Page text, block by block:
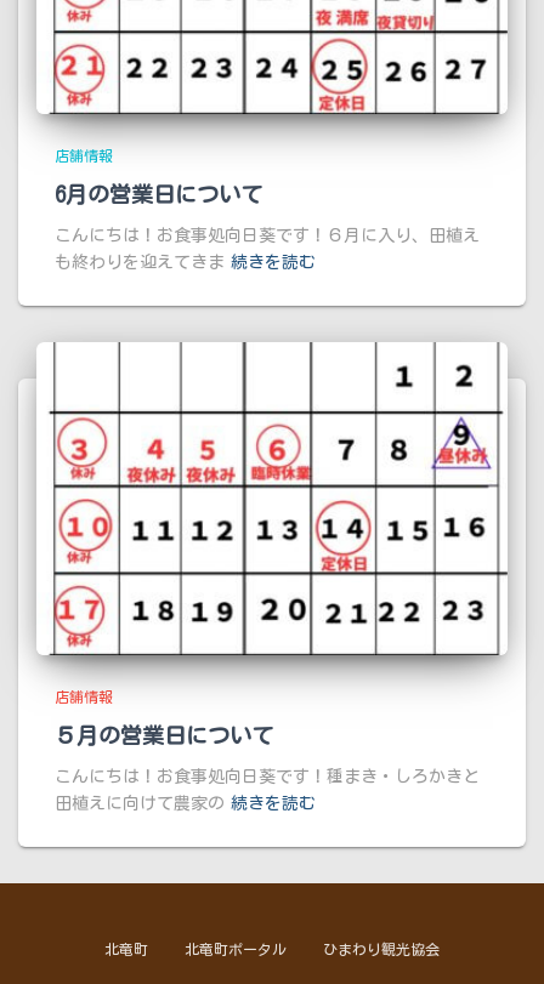
店舗情報
6月の営業日について
こんにちは！お食事処向日葵です！６月に入り、田植え
も終わりを迎えてきま 続きを読む
店舗情報
５月の営業日について
こんにちは！お食事処向日葵です！種まき・しろかきと
田植えに向けて農家の 続きを読む
北竜町 北竜町ポータル ひまわり観光協会